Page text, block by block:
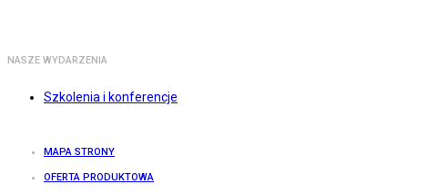
NASZE WYDARZENIA
Szkolenia i konferencje
MAPA STRONY
OFERTA PRODUKTOWA